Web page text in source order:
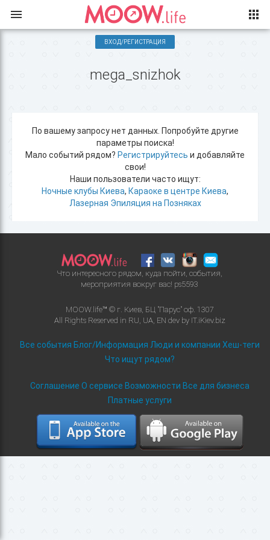
ВХОД/РЕГИСТРАЦИЯ
mega_snizhok
По вашему запросу нет данных. Попробуйте другие
параметры поиска!
Мало событий рядом? Регистрируйтесь и добавляйте
свои!
Наши пользователи часто ищут:
Ночные клубы Киева, Караоке в центре Киева,
Лазерная Эпиляция на Позняках
Что интересного рядом, куда пойти, события,
мероприятия вокруг вас! ps5593
MOOW.life™ © г. Киев, БЦ "Парус" оф. 1307
All Rights Reserved in RU, UA, EN dev by IT.iKiev.biz
Все события Блог/Информация Люди и компании Хеш-теги
Что ищут рядом?
Соглашение О сервисе Возможности Все для бизнеса
Платные услуги